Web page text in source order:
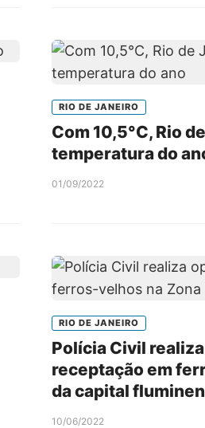
RIO DE JANEIRO
Com 10,5°C, Rio
temperatura do
01/09/2022
RIO DE JANEIRO
Polícia Civil
receptação em
da capital
10/06/2022